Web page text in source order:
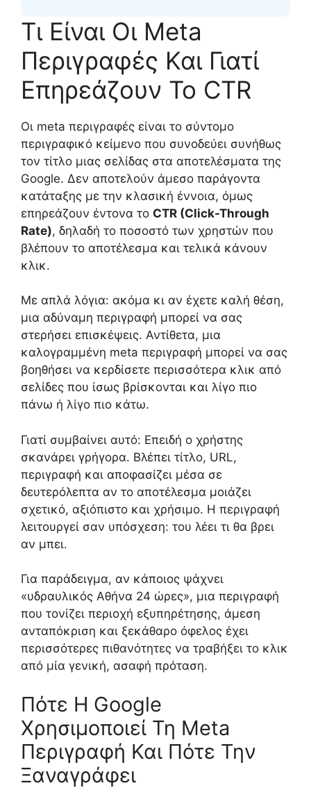
Τι Είναι Οι Meta
Περιγραφές Και Γιατί
Επηρεάζουν Το CTR
Οι meta περιγραφές είναι το σύντομο
περιγραφικό κείμενο που συνοδεύει συνήθως
τον τίτλο μιας σελίδας στα αποτελέσματα της
Google. Δεν αποτελούν άμεσο παράγοντα
κατάταξης με την κλασική έννοια, όμως
επηρεάζουν έντονα το CTR (Click-Through
Rate), δηλαδή το ποσοστό των χρηστών που
βλέπουν το αποτέλεσμα και τελικά κάνουν
κλικ.
Με απλά λόγια: ακόμα κι αν έχετε καλή θέση,
μια αδύναμη περιγραφή μπορεί να σας
στερήσει επισκέψεις. Αντίθετα, μια
καλογραμμένη meta περιγραφή μπορεί να σας
βοηθήσει να κερδίσετε περισσότερα κλικ από
σελίδες που ίσως βρίσκονται και λίγο πιο
πάνω ή λίγο πιο κάτω.
Γιατί συμβαίνει αυτό: Επειδή ο χρήστης
σκανάρει γρήγορα. Βλέπει τίτλο, URL,
περιγραφή και αποφασίζει μέσα σε
δευτερόλεπτα αν το αποτέλεσμα μοιάζει
σχετικό, αξιόπιστο και χρήσιμο. Η περιγραφή
λειτουργεί σαν υπόσχεση: του λέει τι θα βρει
αν μπει.
Για παράδειγμα, αν κάποιος ψάχνει
«υδραυλικός Αθήνα 24 ώρες», μια περιγραφή
που τονίζει περιοχή εξυπηρέτησης, άμεση
ανταπόκριση και ξεκάθαρο όφελος έχει
περισσότερες πιθανότητες να τραβήξει το κλικ
από μία γενική, ασαφή πρόταση.
Πότε Η Google
Χρησιμοποιεί Τη Meta
Περιγραφή Και Πότε Την
Ξαναγράφει